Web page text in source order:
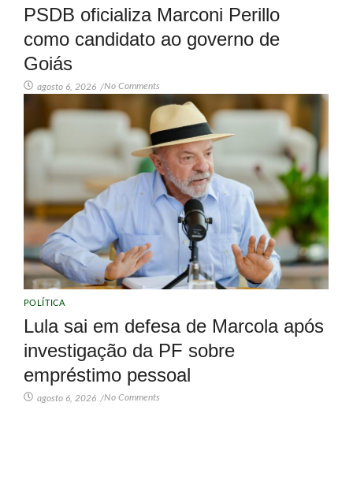
PSDB oficializa Marconi Perillo
como candidato ao governo de
Goiás
agosto 6, 2026 /No Comments
POLÍTICA
Lula sai em defesa de Marcola após
investigação da PF sobre
empréstimo pessoal
agosto 6, 2026 /No Comments